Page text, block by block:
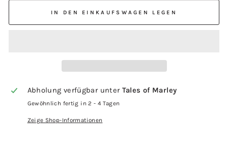
IN DEN EINKAUFSWAGEN LEGEN
Abholung verfügbar unter Tales of Marley
Gewöhnlich fertig in 2 - 4 Tagen
Zeige Shop-Informationen